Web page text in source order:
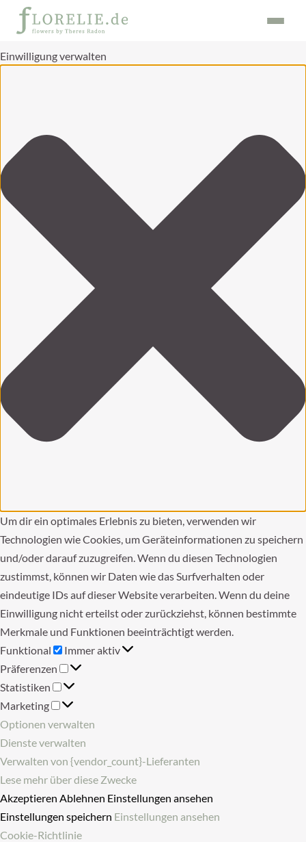
Einwilligung verwalten
Um dir ein optimales Erlebnis zu bieten, verwenden wir
Technologien wie Cookies, um Geräteinformationen zu speichern
und/oder darauf zuzugreifen. Wenn du diesen Technologien
zustimmst, können wir Daten wie das Surfverhalten oder
eindeutige IDs auf dieser Website verarbeiten. Wenn du deine
Einwilligung nicht erteilst oder zurückziehst, können bestimmte
Merkmale und Funktionen beeinträchtigt werden.
Funktional
Funktional
Immer aktiv
Präferenzen
Präferenzen
Statistiken
Statistiken
Marketing
Marketing
Optionen verwalten
Dienste verwalten
Verwalten von {vendor_count}-Lieferanten
Lese mehr über diese Zwecke
Akzeptieren Ablehnen Einstellungen ansehen
Einstellungen speichern Einstellungen ansehen
Cookie-Richtlinie